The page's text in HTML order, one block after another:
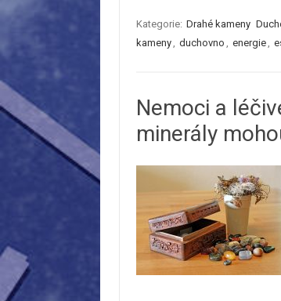
Kategorie: Drahé kameny
kameny, duchovno , energie,
Nemoci a
minerály